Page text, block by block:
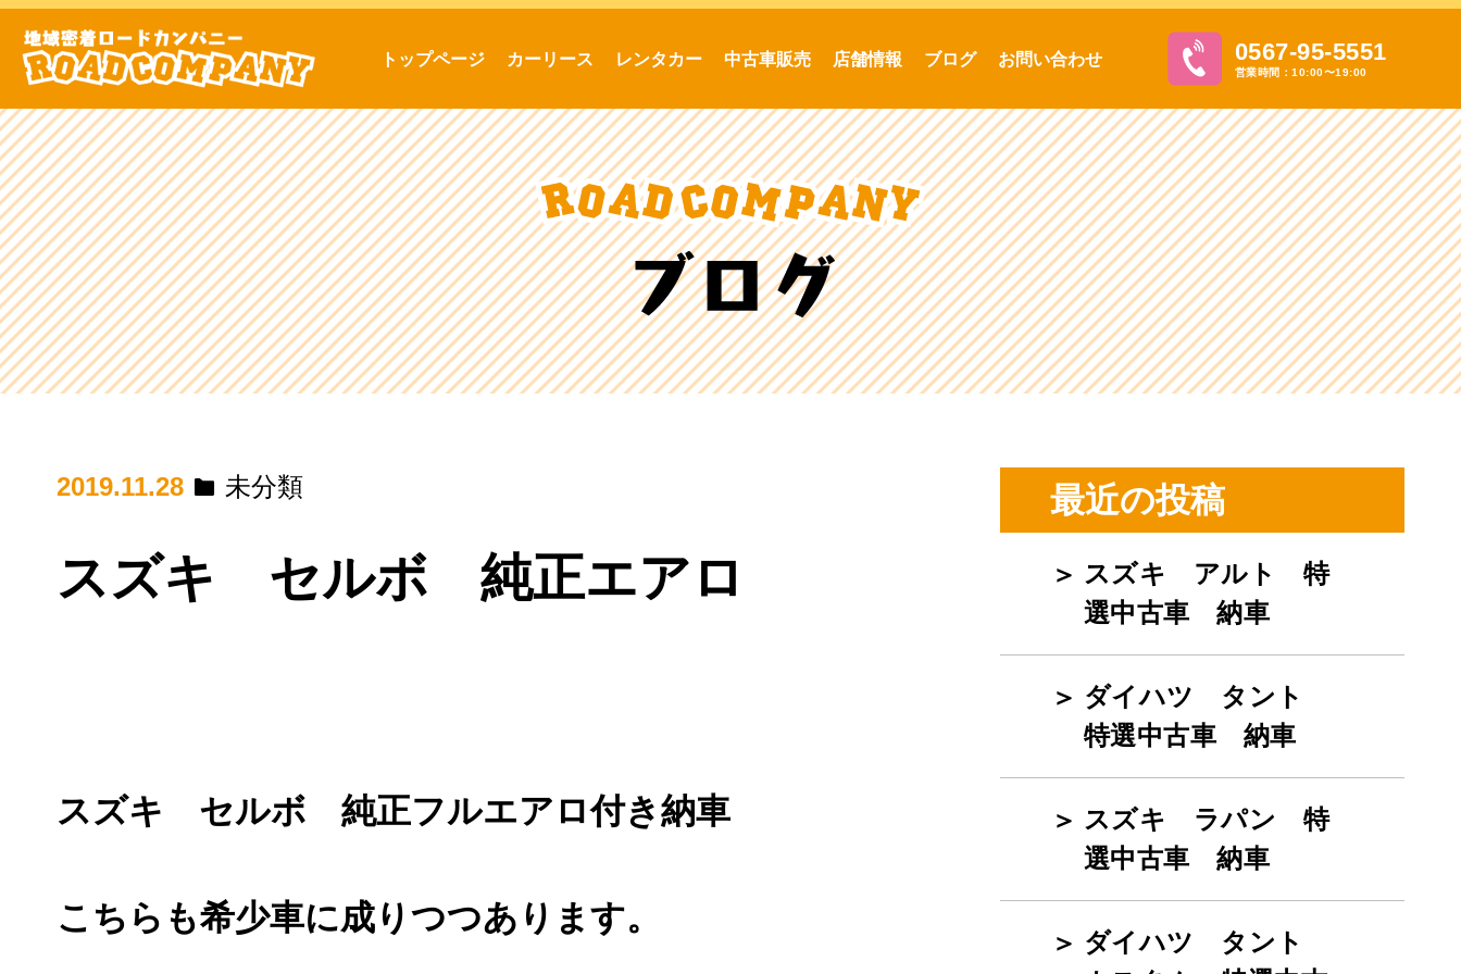
トップページ カーリース レンタカー 中古車販売 店舗情報 ブログ お問い合わせ 0567-95-5551
営業時間：10:00〜19:00
2019.11.28 未分類
スズキ セルボ 純正エアロ
スズキ セルボ 純正フルエアロ付き納車
こちらも希少車に成りつつあります。
最近の投稿
スズキ アルト 特
選中古車 納車
ダイハツ タント
特選中古車 納車
スズキ ラパン 特
選中古車 納車
ダイハツ タント